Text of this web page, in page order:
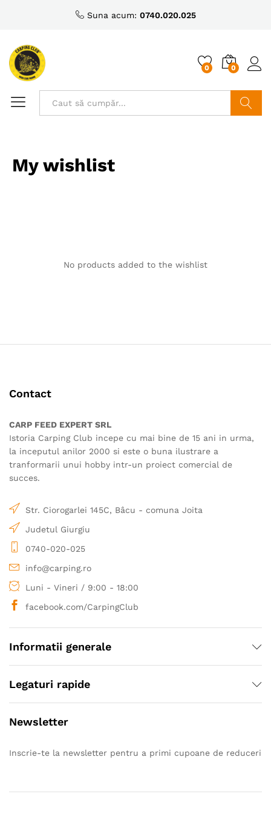
Suna acum: 0740.020.025
0 0
My wishlist
No products added to the wishlist
Contact
CARP FEED EXPERT SRL
Istoria Carping Club incepe cu mai bine de 15 ani in urma,
la inceputul anilor 2000 si este o buna ilustrare a
tranformarii unui hobby intr-un proiect comercial de
succes.
Str. Ciorogarlei 145C, Bâcu - comuna Joita
Judetul Giurgiu
0740-020-025
info@carping.ro
Luni - Vineri / 9:00 - 18:00
facebook.com/CarpingClub
Informatii generale
Legaturi rapide
Newsletter
Inscrie-te la newsletter pentru a primi cupoane de reduceri